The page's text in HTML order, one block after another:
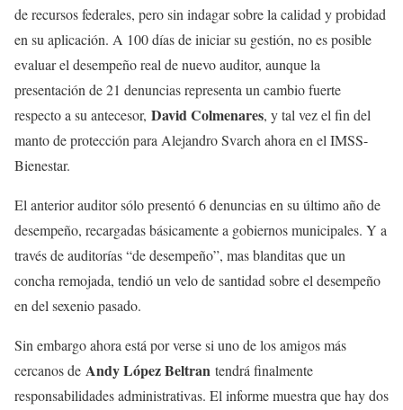
de recursos federales, pero sin indagar sobre la calidad y probidad
en su aplicación. A 100 días de iniciar su gestión, no es posible
evaluar el desempeño real de nuevo auditor, aunque la
presentación de 21 denuncias representa un cambio fuerte
respecto a su antecesor, David Colmenares, y tal vez el fin del
manto de protección para Alejandro Svarch ahora en el IMSS-
Bienestar.
El anterior auditor sólo presentó 6 denuncias en su último año de
desempeño, recargadas básicamente a gobiernos municipales. Y a
través de auditorías “de desempeño”, mas blanditas que un
concha remojada, tendió un velo de santidad sobre el desempeño
en del sexenio pasado.
Sin embargo ahora está por verse si uno de los amigos más
cercanos de Andy López Beltran tendrá finalmente
responsabilidades administrativas. El informe muestra que hay dos